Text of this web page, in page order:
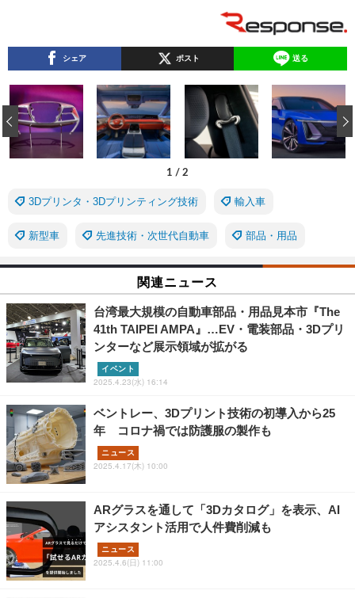
シェア ポスト 送る
1 / 2
‹
3Dプリンタ・3Dプリンティング技術 輸入車
新型車 先進技術・次世代自動車 部品・用品
関連ニュース
台湾最大規模の自動車部品・用品見本市『The
41th TAIPEI AMPA』…EV・電装部品・3Dプリ
ンターなど展示領域が拡がる
イベント
2025.4.23(水) 16:14
ベントレー、3Dプリント技術の初導入から25
年 コロナ禍では防護服の製作も
ニュース
2025.4.17(木) 10:00
ARグラスを通して「3Dカタログ」を表示、AI
アシスタント活用で人件費削減も
ニュース
2025.4.6(日) 11:00